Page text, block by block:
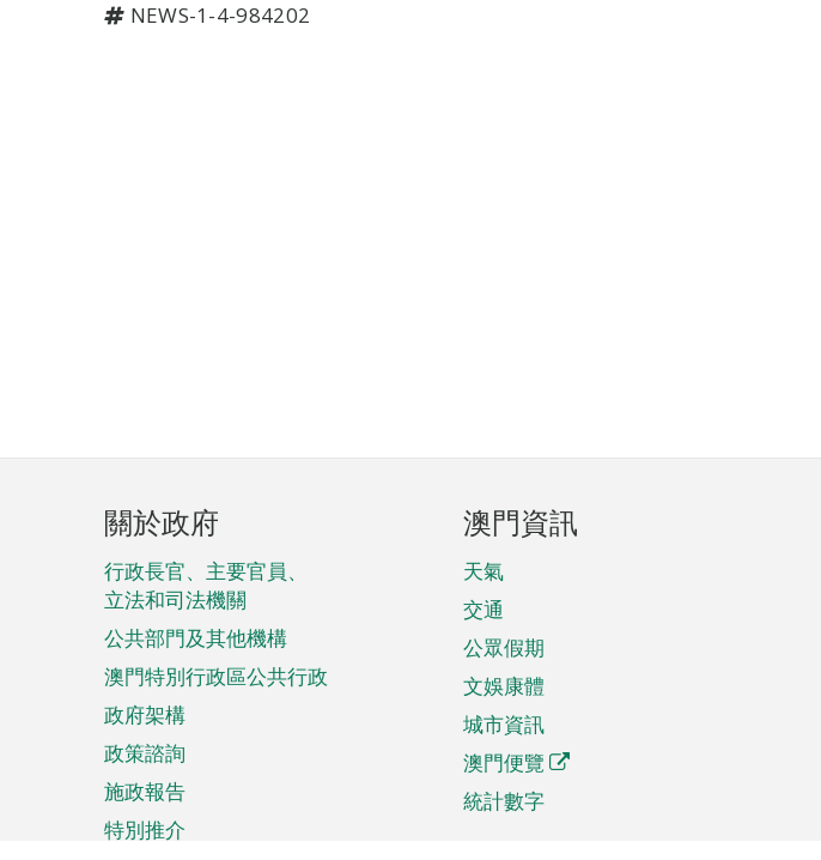
NEWS-1-4-984202
頁
腳
菜
單
關於政府
行政長官、主要官員、
立法和司法機關
公共部門及其他機構
澳門特別行政區公共行政
政府架構
政策諮詢
施政報告
特別推介
澳門資訊
天氣
交通
公眾假期
文娛康體
城市資訊
澳門便覽
統計數字